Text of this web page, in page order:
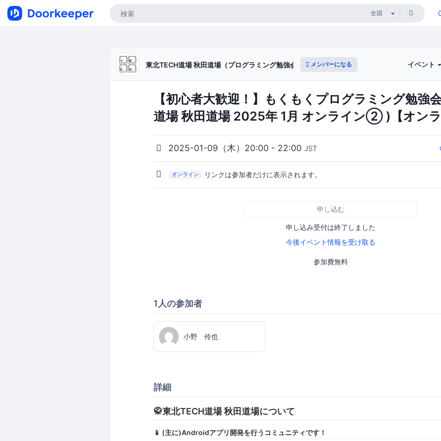
東北TECH道場 秋田道場（プログラミング勉強会） メンバーになる イベント
【初心者大歓迎！】もくもくプログラミング勉強
道場 秋田道場 2025年 1月 オンライン② )【オンラ
2025-01-09（木）20:00 - 22:00 JST
オンライン リンクは参加者だけに表示されます。
申し込む
申し込み受付は終了しました
今後イベント情報を受け取る
参加費無料
1人の参加者
小野 伶也
詳細
🥋東北TECH道場 秋田道場について
📱 (主に)Androidアプリ開発を行うコミュニティです！